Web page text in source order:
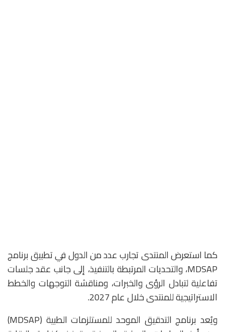
كما استعرض المنتدى تجارب عدد من الدول في تطبيق برنامج
MDSAP، والتحديات المرتبطة بالتنفيذ، إلى جانب عقد جلسات
تفاعلية لتبادل الرؤى والخبرات، ومناقشة التوجهات والخطط
الاستراتيجية للمنتدى خلال عام 2027.
ويُعد برنامج التدقيق الموحد للمستلزمات الطبية (MDSAP)